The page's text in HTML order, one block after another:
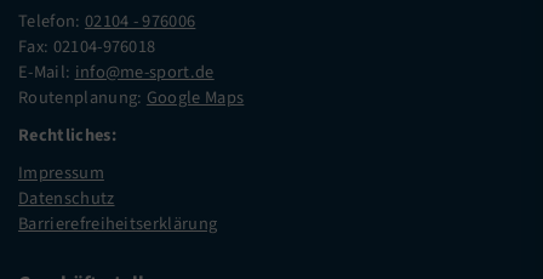
Telefon: 02104 - 976006
Fax: 02104-976018
E-Mail: info@me-sport.de
Routenplanung: Google Maps
Rechtliches:
Impressum
Datenschutz
Barrierefreiheitserklärung